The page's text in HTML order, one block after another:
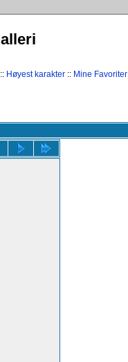
Høyest karakter :: Mine Favoriter